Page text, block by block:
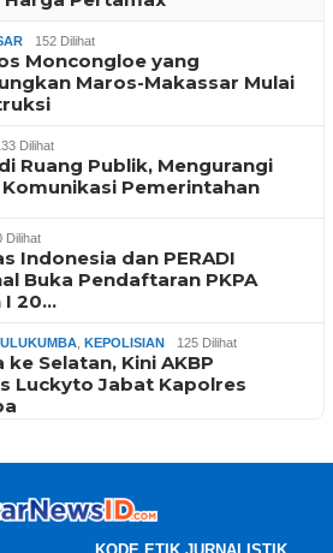
152 Dilihat
Moncongloe yang
Maros-Makassar Mulai
Dilihat
Ruang Publik, Mengurangi
Pemerintahan
Dilihat
Indonesia dan PERADI
Buka Pendaftaran PKPA
I 20…
KEPOLISIAN 125 Dilihat
ke Selatan, Kini AKBP
Luckyto Jabat Kapolres